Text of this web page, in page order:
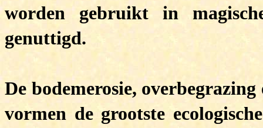
worden gebruikt in
genuttigd.
De bodemerosie,
vormen de grootste